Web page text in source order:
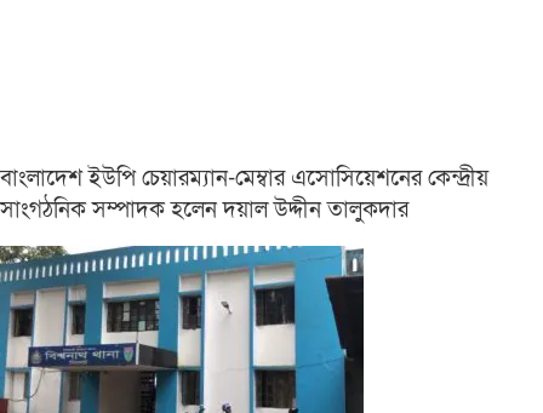
বাংলাদেশ ইউপি চেয়ারম্যান-মেম্বার এসোসিয়েশনের কেন্দ্রীয়
সাংগঠনিক সম্পাদক হলেন দয়াল উদ্দীন তালুকদার